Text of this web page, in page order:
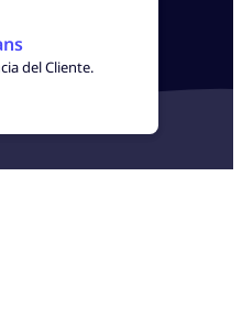
del Cliente.